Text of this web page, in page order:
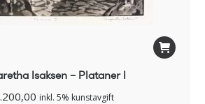
Isaksen – Plataner l
inkl. 5% kunstavgift